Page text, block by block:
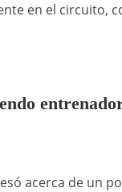
en el circuito,
acerca de un